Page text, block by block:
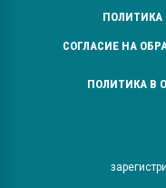
СОГЛАСИЕ НА
ПОЛИТИКА В